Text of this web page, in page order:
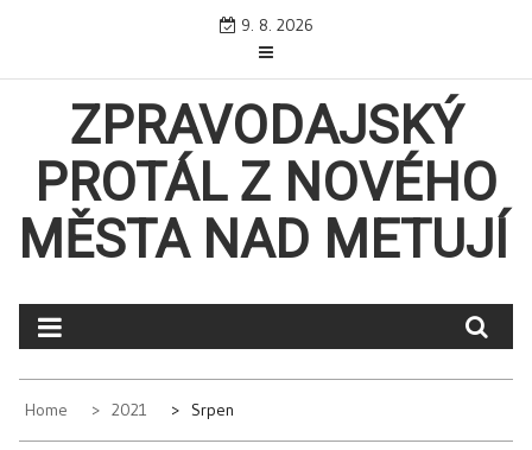
9. 8. 2026
ZPRAVODAJSKÝ
PROTÁL Z NOVÉHO
MĚSTA NAD METUJÍ
Home 2021 Srpen